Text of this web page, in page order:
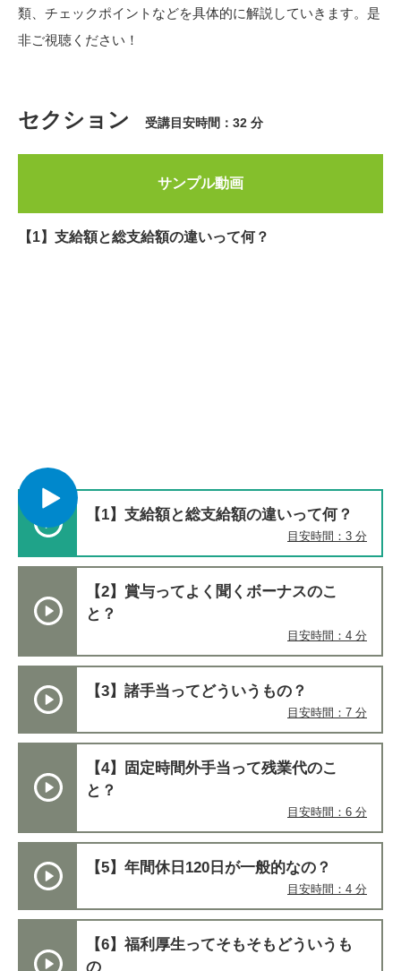
類、チェックポイントなどを具体的に解説していきます。是
非ご視聴ください！
セクション 受講目安時間：32 分
【1】支給額と総支給額の違いって何？
目安時間：3 分
【2】賞与ってよく聞くボーナスのこ
と？
目安時間：4 分
【3】諸手当ってどういうもの？
目安時間：7 分
【4】固定時間外手当って残業代のこ
と？
目安時間：6 分
【5】年間休日120日が一般的なの？
目安時間：4 分
【6】福利厚生ってそもそもどういうも
の
サンプル動画
【1】支給額と総支給額の違いって何？